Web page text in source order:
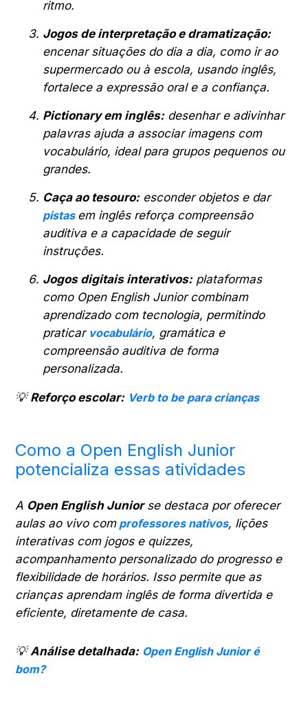
ritmo.
Jogos de interpretação e dramatização:
encenar situações do dia a dia, como ir ao
supermercado ou à escola, usando inglês,
fortalece a expressão oral e a confiança.
Pictionary em inglês:desenhar e adivinhar
palavras ajuda a associar imagens com
vocabulário, ideal para grupos pequenos ou
grandes.
Caça ao tesouro:esconder objetos e dar
pistas em inglês reforça compreensão
auditiva e a capacidade de seguir
instruções.
Jogos digitais interativos:plataformas
como Open English Junior combinam
aprendizado com tecnologia, permitindo
praticar vocabulário, gramática e
compreensão auditiva de forma
personalizada.
💡Reforço escolar: Verb to be para crianças
Como a Open English Junior
potencializa essas atividades
A Open English Juniorse destaca por oferecer
aulas ao vivo comprofessores nativos, lições
interativas com jogos e quizzes,
acompanhamento personalizado do progresso e
flexibilidade de horários. Isso permite que as
crianças aprendam inglês de forma divertida e
eficiente, diretamente de casa.
💡Análise detalhada: Open English Junior é
bom?